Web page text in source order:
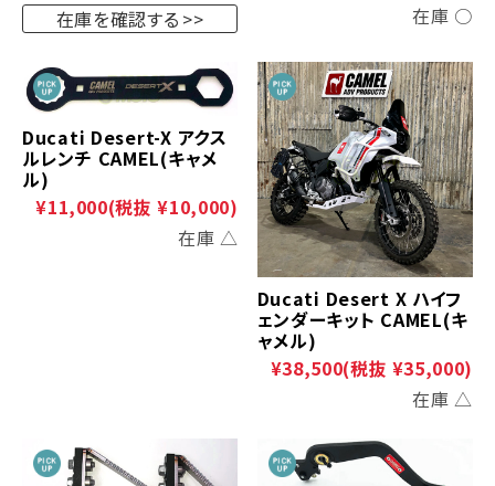
在庫を確認する
在庫 ○
Ducati Desert-X アクス
ルレンチ CAMEL(キャメ
ル)
¥11,000(税抜 ¥10,000)
在庫 △
Ducati Desert X ハイフ
ェンダーキット CAMEL(キ
ャメル)
¥38,500(税抜 ¥35,000)
在庫 △